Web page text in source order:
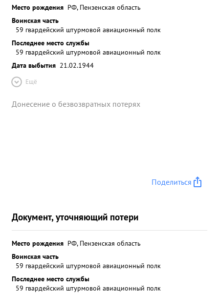
Место рождения РФ, Пензенская область
Воинская часть
59 гвардейский штурмовой авиационный полк
Последнее место службы
59 гвардейский штурмовой авиационный полк
Дата выбытия 21.02.1944
Ещё
Донесение о безвозвратных потерях
Поделиться
Документ, уточняющий потери
Место рождения РФ, Пензенская область
Воинская часть
59 гвардейский штурмовой авиационный полк
Последнее место службы
59 гвардейский штурмовой авиационный полк